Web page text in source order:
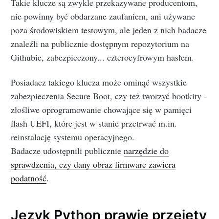
Takie klucze są zwykle przekazywane producentom,
nie powinny być obdarzane zaufaniem, ani używane
poza środowiskiem testowym, ale jeden z nich badacze
znaleźli na publicznie dostępnym repozytorium na
Githubie, zabezpieczony... czterocyfrowym hasłem.
Posiadacz takiego klucza może ominąć wszystkie
zabezpieczenia Secure Boot, czy też tworzyć bootkity -
złośliwe oprogramowanie chowające się w pamięci
flash UEFI, które jest w stanie przetrwać m.in.
reinstalację systemu operacyjnego.
Badacze udostępnili publicznienarzędzie do
sprawdzenia, czy dany obraz firmware zawiera
podatność.
Język Python prawie przejęty